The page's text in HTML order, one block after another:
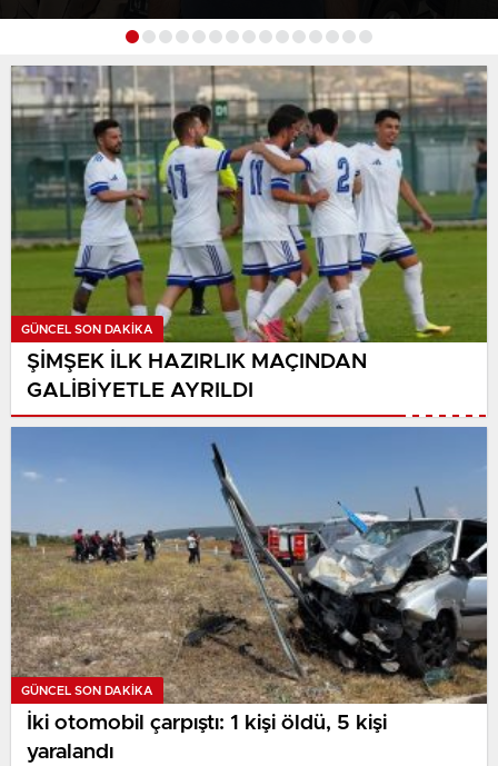
GÜNCEL SON DAKİKA
ŞİMŞEK İLK HAZIRLIK MAÇINDAN
GALİBİYETLE AYRILDI
GÜNCEL SON DAKİKA
İki otomobil çarpıştı: 1 kişi öldü, 5 kişi
yaralandı